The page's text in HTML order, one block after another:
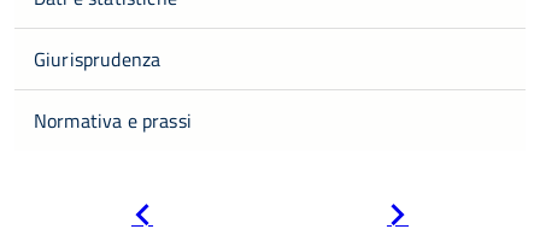
Giurisprudenza
Normativa e prassi